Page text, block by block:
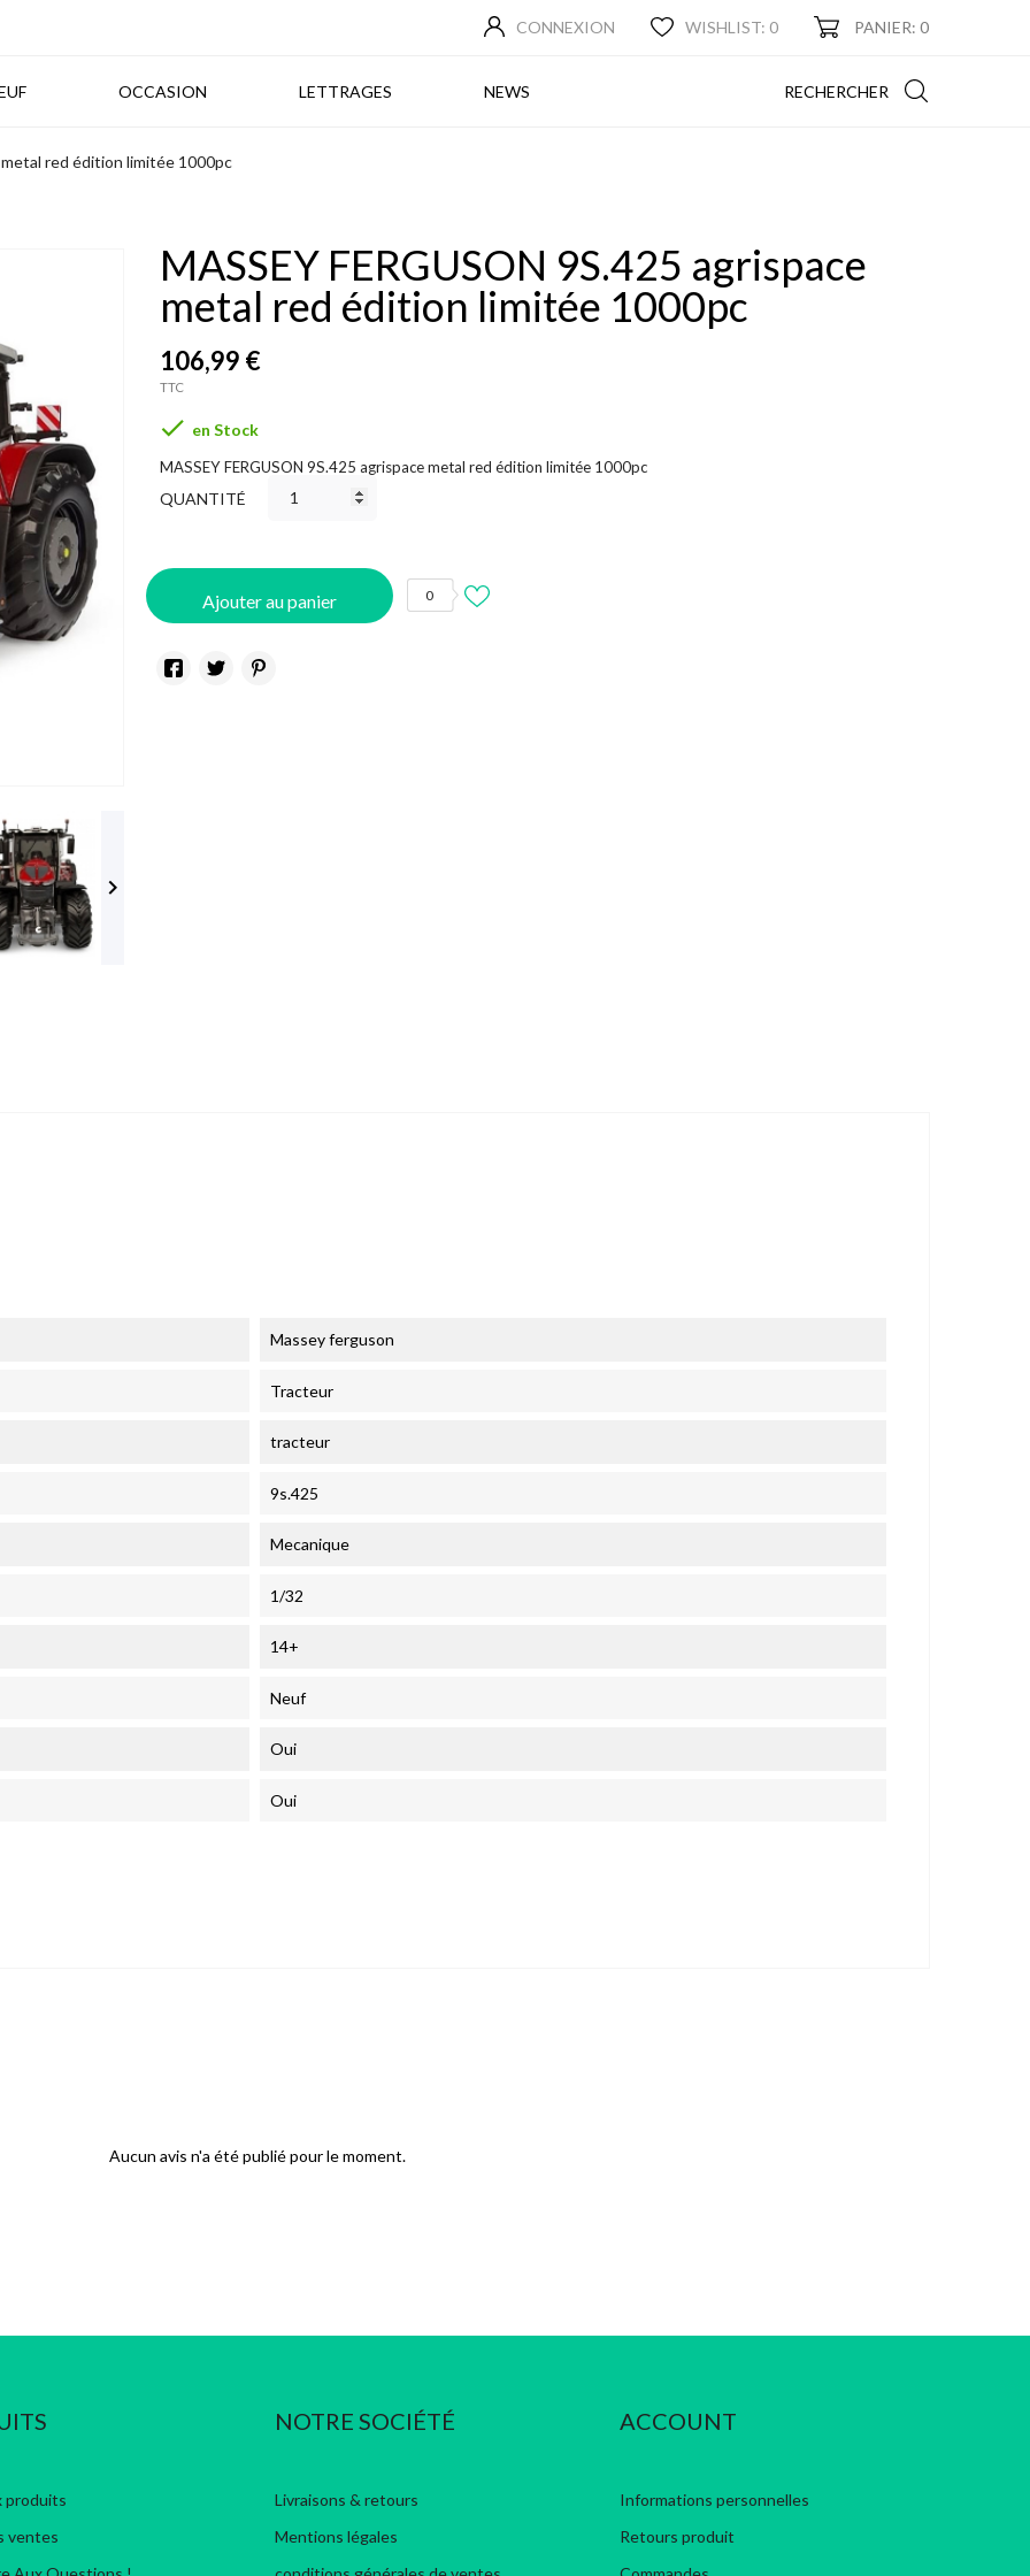
CONNEXION WISHLIST: 0 PANIER: 0
OCCASION LETTRAGES NEWS RECHERCHER
metal red édition limitée 1000pc

MASSEY FERGUSON 9S.425 agrispace
metal red édition limitée 1000pc
106,99 €
TTC
 en Stock
MASSEY FERGUSON 9S.425 agrispace metal red édition limitée 1000pc
QUANTITÉ
Ajouter au panier 0
Massey ferguson
Tracteur
tracteur
9s.425
Mecanique
1/32
14+
Neuf
Oui
Oui
Aucun avis n'a été publié pour le moment.
produits
ventes
NOTRE SOCIÉTÉ
Livraisons & retours
Mentions légales
ACCOUNT
Informations personnelles
Retours produit